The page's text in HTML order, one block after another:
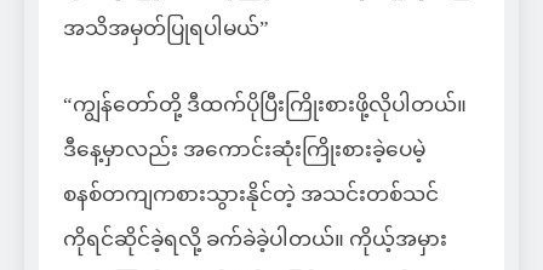
အသိအမှတ်ပြုရပါမယ်”
“ကျွန်တော်တို့ ဒီထက်ပိုပြီးကြိုးစားဖို့လိုပါတယ်။
ဒီနေ့မှာလည်း အကောင်းဆုံးကြိုးစားခဲ့ပေမဲ့
စနစ်တကျကစားသွားနိုင်တဲ့ အသင်းတစ်သင်
ကိုရင်ဆိုင်ခဲ့ရလို့ ခက်ခဲခဲ့ပါတယ်။ ကိုယ့်အမှား